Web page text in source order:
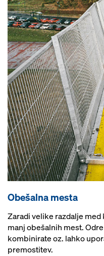
Obešalna mesta
Zaradi velike razdalje med
manj obešalnih mest.
kombinirate oz. lahko
premostitev.